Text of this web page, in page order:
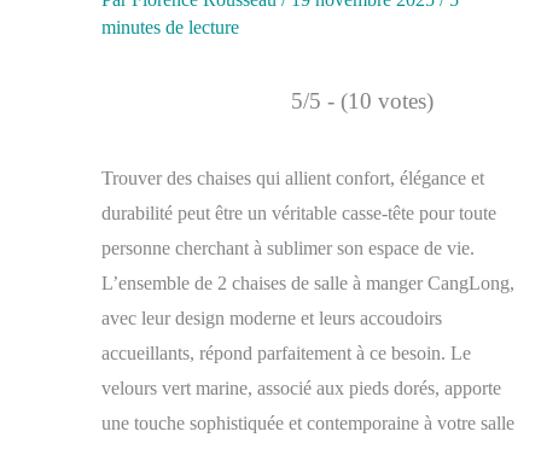
minutes de lecture
5/5 - (10 votes)
Trouver des chaises qui allient confort, élégance et
durabilité peut être un véritable casse-tête pour toute
personne cherchant à sublimer son espace de vie.
L’ensemble de 2 chaises de salle à manger CangLong,
avec leur design moderne et leurs accoudoirs
accueillants, répond parfaitement à ce besoin. Le
velours vert marine, associé aux pieds dorés, apporte
une touche sophistiquée et contemporaine à votre salle